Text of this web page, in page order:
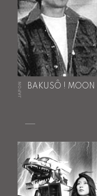
JAPON BAKUSÔ ! MOON